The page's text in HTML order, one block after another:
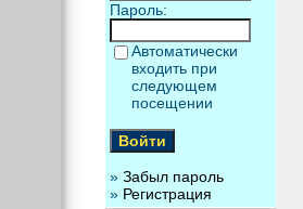
Пароль:
Автоматически
входить при
следующем
посещении
» Забыл пароль
» Регистрация